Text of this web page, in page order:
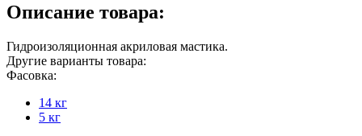
Описание товара:
Гидроизоляционная акриловая мастика.
Другие варианты товара:
Фасовка:
14 кг
5 кг